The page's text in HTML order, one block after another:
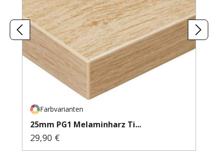
Farbvarianten
25mm PG1 Melaminharz Ti...
Regulärer Preis:
29,90 €